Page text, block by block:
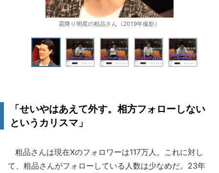
霜降り明星の粗品さん（2019年撮影）
「せいやはあえて外す。相方フォローしない
というカリスマ」
粗品さんは現在Xのフォロワーは117万人。これに対し
て、粗品さんがフォローしている人数は少なめだ。23年